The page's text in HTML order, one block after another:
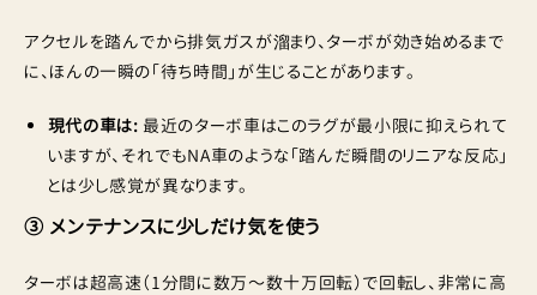
アクセルを踏んでから排気ガスが溜まり、ターボが効き始めるまで
に、ほんの一瞬の「待ち時間」が生じることがあります。
現代の車は: 最近のターボ車はこのラグが最小限に抑えられて
いますが、それでもNA車のような「踏んだ瞬間のリニアな反応」
とは少し感覚が異なります。
③ メンテナンスに少しだけ気を使う
ターボは超高速（1分間に数万〜数十万回転）で回転し、非常に高